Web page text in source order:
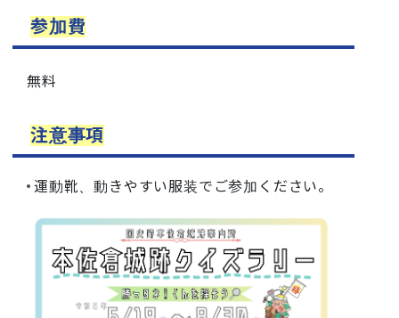
参加費
無料
注意事項
運動靴、動きやすい服装でご参加ください。